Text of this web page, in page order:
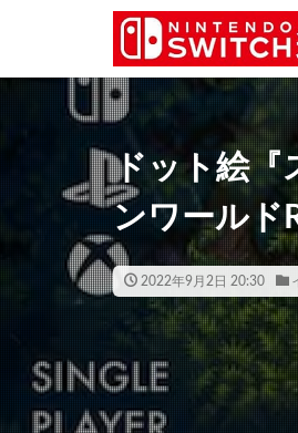
ドット絵『
ンワールド
2022年9月2日 20:30